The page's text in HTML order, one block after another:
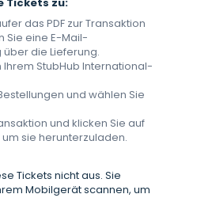
das PDF zur Transaktion
Sie eine E-Mail-
die Lieferung.
Ihrem StubHub International-
und wählen Sie
und klicken Sie auf
um sie herunterzuladen.
Tickets nicht aus. Sie
Mobilgerät scannen, um